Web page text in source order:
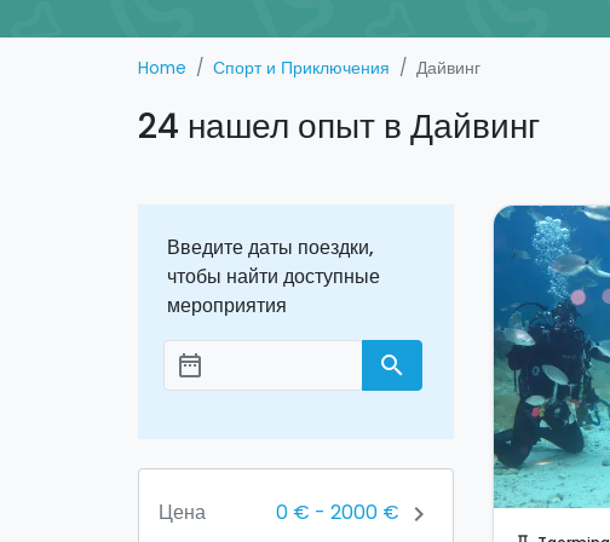
Home Спорт и Приключения Дайвинг
24 нашел опыт в Дайвинг
Введите даты поездки,
чтобы найти доступные
мероприятия
Aggiungi le date
date_range search
Цена 0 € - 2000 € chevron_right